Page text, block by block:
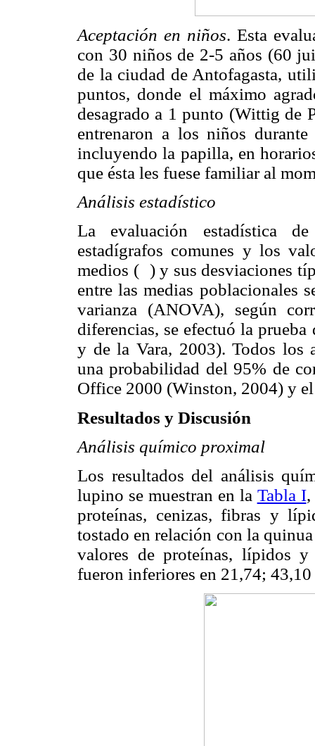
Aceptación en niños. Esta
con 30 niños de 2-5 años (60
de la ciudad de Antofagasta,
puntos, donde el máximo
desagrado a 1 punto (Wittig de
entrenaron a los niños
incluyendo la papilla, en
que ésta les fuese familiar al
Análisis estadístico
La evaluación estadística
estadígrafos comunes y los
medios ( ) y sus desviaciones
entre las medias poblacionales
varianza (ANOVA), según
diferencias, se efectuó la
y de la Vara, 2003). Todos los
una probabilidad del 95% de
Office 2000 (Winston, 2004) y
Resultados y Discusión
Análisis químico proximal
Los resultados del análisis
lupino se muestran en la Tabla I,
proteínas, cenizas, fibras y
tostado en relación con la
valores de proteínas, lípidos
fueron inferiores en 21,74;